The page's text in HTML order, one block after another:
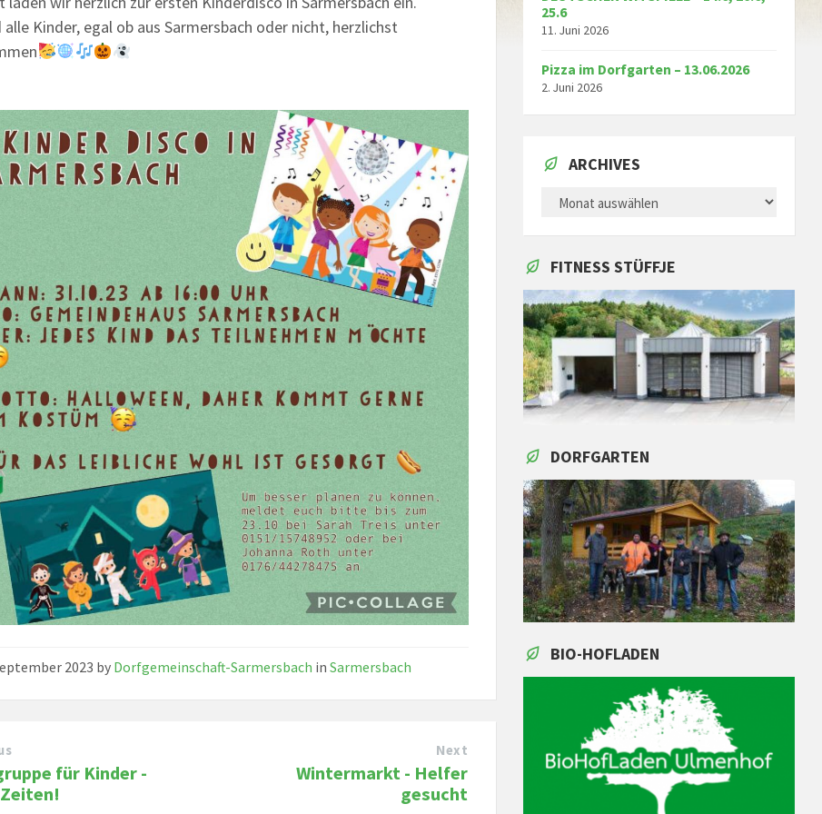
alle Kinder, egal ob aus Sarmersbach oder nicht, herzlichst
2023 by Dorfgemeinschaft-Sarmersbach inSarmersbach
für Kinder -
Next
Wintermarkt - Helfer
gesucht
25.6
11. Juni 2026
Pizza im Dorfgarten – 13.06.2026
2. Juni 2026
ARCHIVES
ARCHIVES
FITNESS STÜFFJE
DORFGARTEN
BIO-HOFLADEN